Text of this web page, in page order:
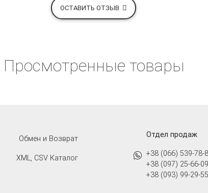
ОСТАВИТЬ ОТЗЫВ
Просмотренные товары
Обмен и Возврат
XML, CSV Каталог
Отдел продаж
+38 (066) 539-78-
+38 (097) 25-66-
+38 (093) 99-29-